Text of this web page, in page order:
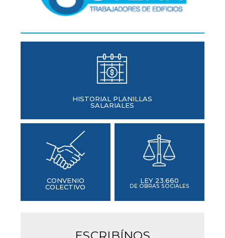
HISTORIAL PLANILLAS
SALARIALES
CONVENIO
COLECTIVO
LEY 23.660
DE OBRAS SOCIALES